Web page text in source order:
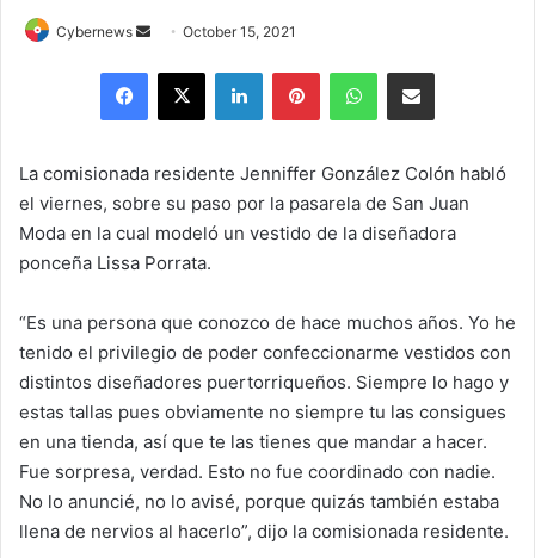
Cybernews
Send
email
October 15, 2021
Facebook
X LinkedInPinterestWhatsAppShare via Email
La comisionada residente Jenniffer González Colón habló
el viernes, sobre su paso por la pasarela de San Juan
Moda en la cual modeló un vestido de la diseñadora
ponceña Lissa Porrata.
“Es una persona que conozco de hace muchos años. Yo he
tenido el privilegio de poder confeccionarme vestidos con
distintos diseñadores puertorriqueños. Siempre lo hago y
estas tallas pues obviamente no siempre tu las consigues
en una tienda, así que te las tienes que mandar a hacer.
Fue sorpresa, verdad. Esto no fue coordinado con nadie.
No lo anuncié, no lo avisé, porque quizás también estaba
llena de nervios al hacerlo”, dijo la comisionada residente.